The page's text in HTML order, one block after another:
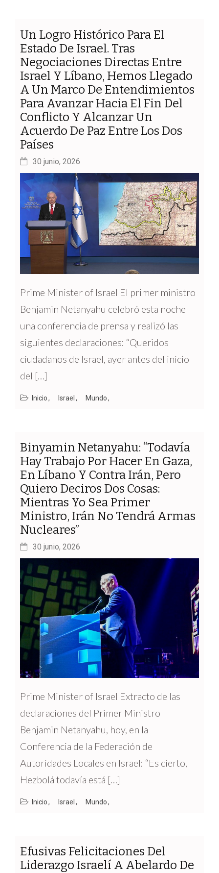
Un Logro Histórico Para El
Estado De Israel. Tras
Negociaciones Directas Entre
Israel Y Líbano, Hemos Llegado
A Un Marco De Entendimientos
Para Avanzar Hacia El Fin Del
Conflicto Y Alcanzar Un
Acuerdo De Paz Entre Los Dos
Países
30 junio, 2026
Prime Minister of Israel El primer ministro
Benjamin Netanyahu celebró esta noche
una conferencia de prensa y realizó las
siguientes declaraciones: “Queridos
ciudadanos de Israel, ayer antes del inicio
del […]
Inicio Israel Mundo
Binyamin Netanyahu: “Todavía
Hay Trabajo Por Hacer En Gaza,
En Líbano Y Contra Irán, Pero
Quiero Deciros Dos Cosas:
Mientras Yo Sea Primer
Ministro, Irán No Tendrá Armas
Nucleares”
30 junio, 2026
Prime Minister of Israel Extracto de las
declaraciones del Primer Ministro
Benjamin Netanyahu, hoy, en la
Conferencia de la Federación de
Autoridades Locales en Israel: “Es cierto,
Hezbolá todavía está […]
Inicio Israel Mundo
Efusivas Felicitaciones Del
Liderazgo Israelí A Abelardo De